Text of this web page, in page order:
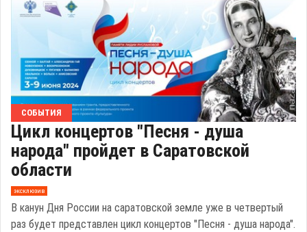
СОБЫТИЯ
Цикл концертов "Песня - душа
народа" пройдет в Саратовской
области
эксклюзив
В канун Дня России на саратовской земле уже в четвертый
раз будет представлен цикл концертов "Песня - душа народа".